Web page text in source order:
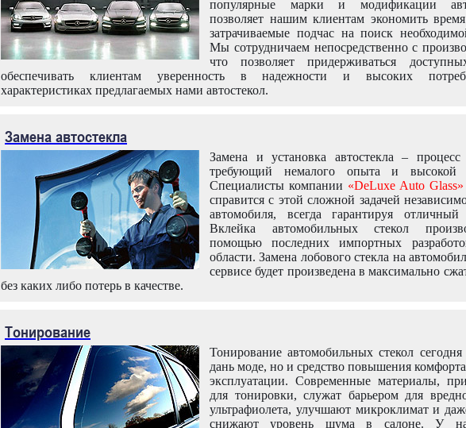
популярные марки и модификации
позволяет нашим клиентам экономить
затрачиваемые подчас на поиск
Мы сотрудничаем непосредственно с
что позволяет придерживаться
обеспечивать клиентам уверенность в надежности и высоких
характеристиках предлагаемых нами автостекол.
Замена автостекла
Замена и установка автостекла –
требующий немалого опыта и высокой
Специалисты компании «DeLuxe Auto Glass»
справится с этой сложной задачей
автомобиля, всегда гарантируя отличный
Вклейка автомобильных стекол
помощью последних импортных
области. Замена лобового стекла на
сервисе будет произведена в максимально
без каких либо потерь в качестве.
Тонирование
Тонирование автомобильных стекол сегодня
дань моде, но и средство повышения
эксплуатации. Современные материалы,
для тонировки, служат барьером для
ультрафиолета, улучшают микроклимат и
снижают уровень шума в салоне. У